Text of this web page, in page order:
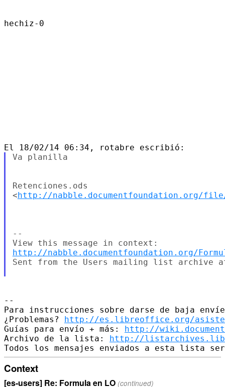
hechiz-0
Va planilla
Retenciones.ods
<http://nabble.documentfoundation.org/file/
--
http://nabble.documentfoundation.org/
Sent from the Users mailing list archive
--
Para instrucciones sobre darse de baja
¿Problemas? http://es.libreoffice.org/
Guías para envío + más: http://
Archivo de la lista: http://
Context
[es-users] Re: Formula en LO (continued)